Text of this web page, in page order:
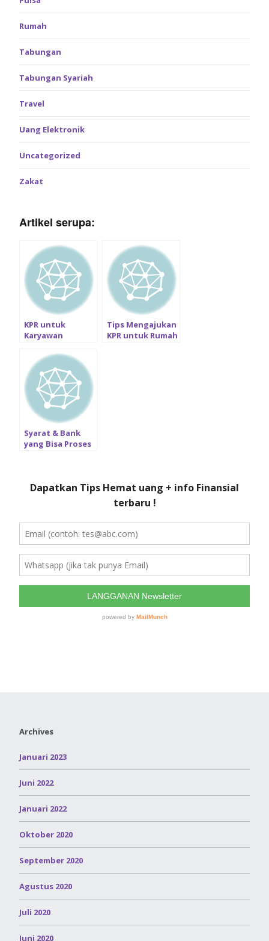
Rumah
Tabungan
Tabungan Syariah
Travel
Uang Elektronik
Uncategorized
Zakat
Artikel serupa:
KPR untuk
Karyawan
Outsourcing /
Freelance: Syarat
dan Bank yang
Bisa Proses
Tips Mengajukan
KPR untuk Rumah
Syarat & Bank
yang Bisa Proses
Archives
Januari 2023
Juni 2022
Januari 2022
Oktober 2020
September 2020
Agustus 2020
Juli 2020
Juni 2020